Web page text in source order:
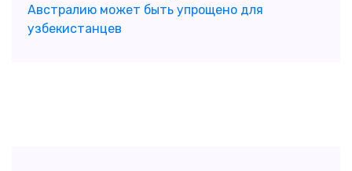
Австралию может быть упрощено для
узбекистанцев